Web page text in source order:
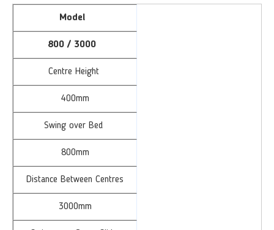
Model
800 / 3000
Centre Height
400mm
Swing over Bed
800mm
Distance Between Centres
3000mm